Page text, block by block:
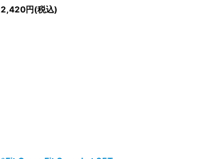
2,420円(税込)